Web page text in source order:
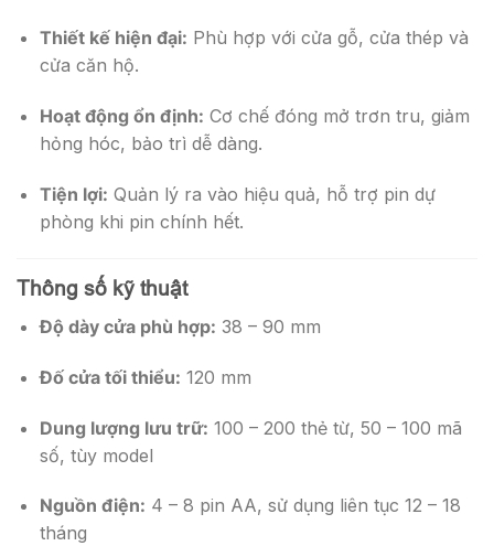
Thiết kế hiện đại: Phù hợp với cửa gỗ, cửa thép và
cửa căn hộ.
Hoạt động ổn định: Cơ chế đóng mở trơn tru, giảm
hỏng hóc, bảo trì dễ dàng.
Tiện lợi: Quản lý ra vào hiệu quả, hỗ trợ pin dự
phòng khi pin chính hết.
Thông số kỹ thuật
Độ dày cửa phù hợp: 38 – 90 mm
Đố cửa tối thiểu: 120 mm
Dung lượng lưu trữ: 100 – 200 thẻ từ, 50 – 100 mã
số, tùy model
Nguồn điện: 4 – 8 pin AA, sử dụng liên tục 12 – 18
tháng